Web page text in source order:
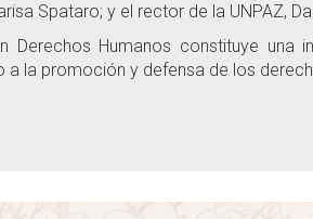
Spataro; y el rector de la UNPAZ,
Derechos Humanos constituye
la promoción y defensa de los